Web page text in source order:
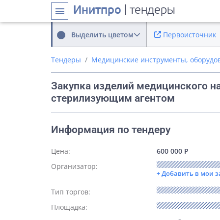
menu Инитпро | тендеры
Выделить цветом Первоисточник
Тендеры Медицинские инструменты,
Закупка изделий медицинского
стерилизующим агентом
Информация по тендеру
Цена:
600 000 Р
Организатор:
+ Добавить в мои
Тип торгов:
Площадка: